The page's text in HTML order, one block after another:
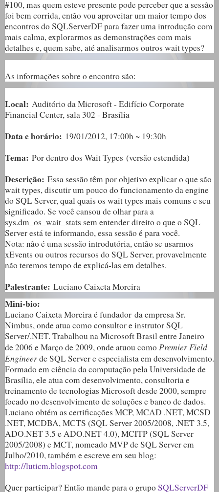
#100, mas quem esteve presente pode perceber que a sessão
foi bem corrida, então vou aproveitar um maior tempo dos
encontros do SQLServerDF para fazer uma introdução com
mais calma, explorarmos as demonstrações com mais
detalhes e, quem sabe, até analisarmos outros wait types?
As informações sobre o encontro são:
Local: Auditório da Microsoft - Edifício Corporate
Financial Center, sala 302 - Brasília
Data e horário: 19/01/2012, 17:00h ~ 19:30h
Tema: Por dentro dos Wait Types (versão estendida)
Descrição: Essa sessão têm por objetivo explicar o que são
wait types, discutir um pouco do funcionamento da engine
do SQL Server, qual quais os wait types mais comuns e seu
significado. Se você cansou de olhar para a
sys.dm_os_wait_stats sem entender direito o que o SQL
Server está te informando, essa sessão é para você.
Nota: não é uma sessão introdutória, então se usarmos
xEvents ou outros recursos do SQL Server, provavelmente
não teremos tempo de explicá-las em detalhes.
Palestrante: Luciano Caixeta Moreira
Mini-bio:
Luciano Caixeta Moreira é fundador da empresa Sr.
Nimbus, onde atua como consultor e instrutor SQL
Server/.NET. Trabalhou na Microsoft Brasil entre Janeiro
de 2006 e Março de 2009, onde atuou como Premier Field
Engineerde SQL Server e especialista em desenvolvimento.
Formado em ciência da computação pela Universidade de
Brasília, ele atua com desenvolvimento, consultoria e
treinamento de tecnologias Microsoft desde 2000, sempre
focado no desenvolvimento de soluções e banco de dados.
Luciano obtém as certificações MCP, MCAD .NET, MCSD
.NET, MCDBA, MCTS (SQL Server 2005/2008, .NET 3.5,
ADO.NET 3.5 e ADO.NET 4.0), MCITP (SQL Server
2005/2008) e MCT, nomeado MVP de SQL Server em
Julho/2010, também e escreve em seu blog:
http://luticm.blogspot.com
Quer participar? Então mande para o grupo SQLServerDF